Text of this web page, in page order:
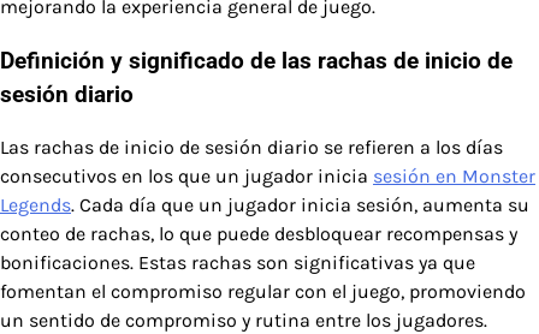
mejorando la experiencia general de juego.
Definición y significado de las rachas de inicio de
sesión diario
Las rachas de inicio de sesión diario se refieren a los días
consecutivos en los que un jugador inicia sesión en Monster
Legends. Cada día que un jugador inicia sesión, aumenta su
conteo de rachas, lo que puede desbloquear recompensas y
bonificaciones. Estas rachas son significativas ya que
fomentan el compromiso regular con el juego, promoviendo
un sentido de compromiso y rutina entre los jugadores.